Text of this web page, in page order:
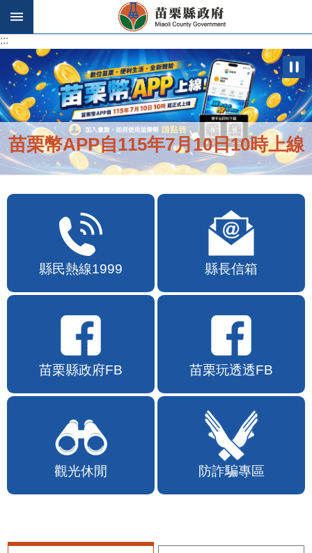
跳到主要內容區塊
:::
便民快e通2.0自即日起啟用
縣民熱線1999 縣長信箱
苗栗縣政府FB 苗栗玩透透FB
觀光休閒 防詐騙專區